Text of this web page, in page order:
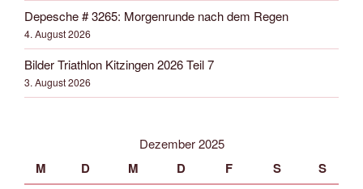
Depesche # 3265: Morgenrunde nach dem Regen
4. August 2026
Bilder Triathlon Kitzingen 2026 Teil 7
3. August 2026
Dezember 2025
M D M D F S S